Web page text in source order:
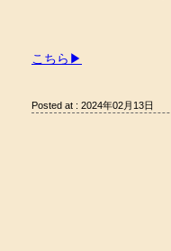
こちら▶
Posted at : 2024年02月13日